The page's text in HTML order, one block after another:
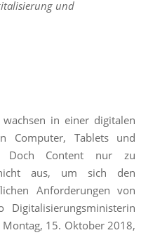
und
wachsen in einer digitalen
Computer, Tablets und
Doch Content nur zu
aus, um sich den
Anforderungen von
15. Oktober 2018,